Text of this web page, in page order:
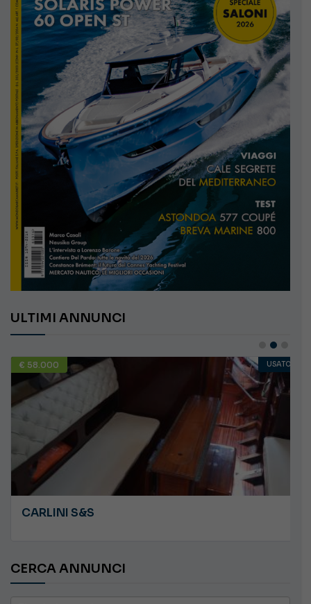
ULTIMI ANNUNCI
€ 58.000 USATO
CARLINI S&S
CERCA ANNUNCI